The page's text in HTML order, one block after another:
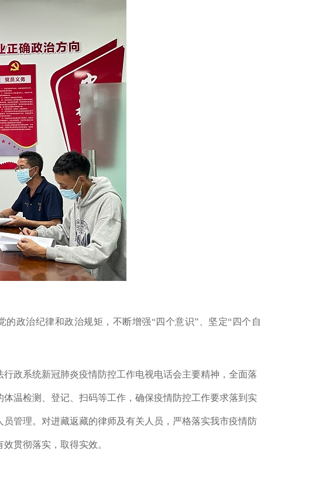
政治纪律和政治规矩，不断增强“四个意识”、坚定“四个自
政系统新冠肺炎疫情防控工作电视电话会主要精神，全面落
温检测、登记、扫码等工作，确保疫情防控工作要求落到实
管理。对进藏返藏的律师及有关人员，严格落实我市疫情防
贯彻落实，取得实效。